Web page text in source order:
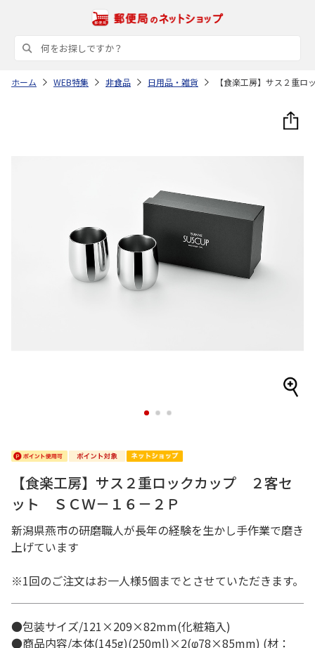
ホーム WEB特集 非食品 日用品・雑貨 【食楽工房】サス２重
1 2 3
【食楽工房】サス２重ロックカップ ２客セ
ット ＳＣＷ－１６－２Ｐ
新潟県燕市の研磨職人が長年の経験を生かし手作業で磨き
上げています
※1回のご注文はお一人様5個までとさせていただきます。
●包装サイズ/121×209×82mm(化粧箱入)
●商品内容/本体(145g)(250ml)×2(φ78×85mm) (材：